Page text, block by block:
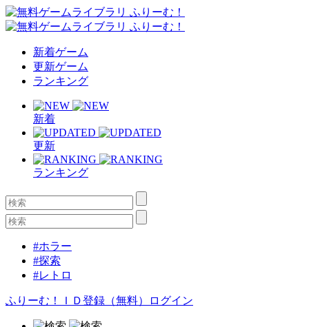
新着ゲーム
更新ゲーム
ランキング
新着
更新
ランキング
#ホラー
#探索
#レトロ
ふりーむ！ＩＤ登録（無料） ログイン